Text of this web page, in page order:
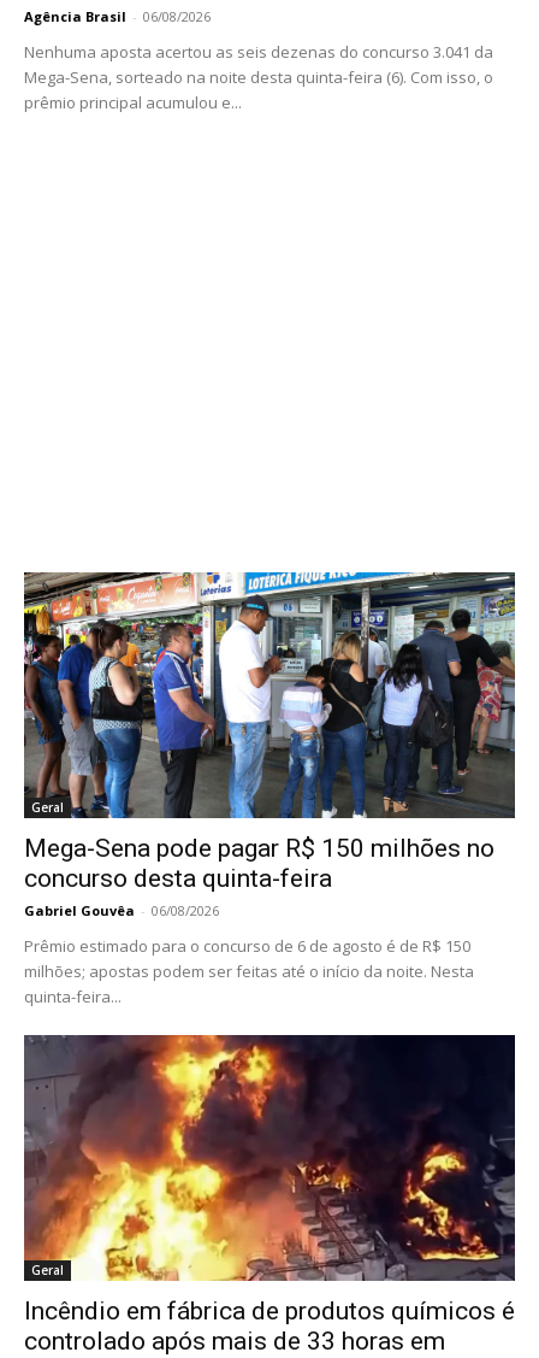
Agência Brasil - 06/08/2026
Nenhuma aposta acertou as seis dezenas do concurso 3.041 da
Mega-Sena, sorteado na noite desta quinta-feira (6). Com isso, o
prêmio principal acumulou e...
Geral
Mega-Sena pode pagar R$ 150 milhões no
concurso desta quinta-feira
Gabriel Gouvêa - 06/08/2026
Prêmio estimado para o concurso de 6 de agosto é de R$ 150
milhões; apostas podem ser feitas até o início da noite. Nesta
quinta-feira...
Geral
Incêndio em fábrica de produtos químicos é
controlado após mais de 33 horas em